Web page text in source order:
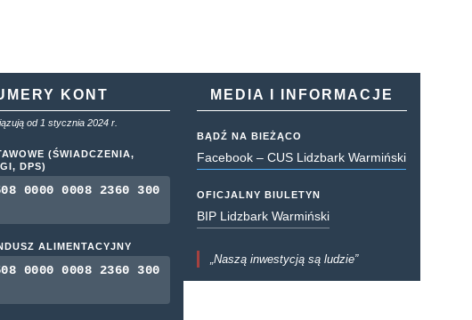
KONT
od 1 stycznia 2024 r.
(ŚWIADCZENIA,
DPS)
0000 0008 2360 300
ALIMENTACYJNY
0000 0008 2360 300
MEDIA I INFORMACJE
BĄDŹ NA BIEŻĄCO
Facebook – CUS Lidzbark Warmiński
OFICJALNY BIULETYN
BIP Lidzbark Warmiński
„Naszą inwestycją są ludzie”